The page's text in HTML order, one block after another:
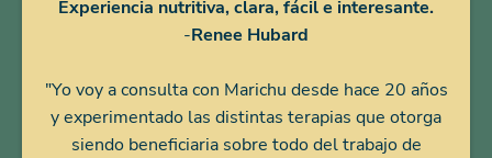
Experiencia nutritiva, clara, fácil e interesante.
-Renee Hubard
"Yo voy a consulta con Marichu desde hace 20 años
y experimentado las distintas terapias que otorga
siendo beneficiaria sobre todo del trabajo de